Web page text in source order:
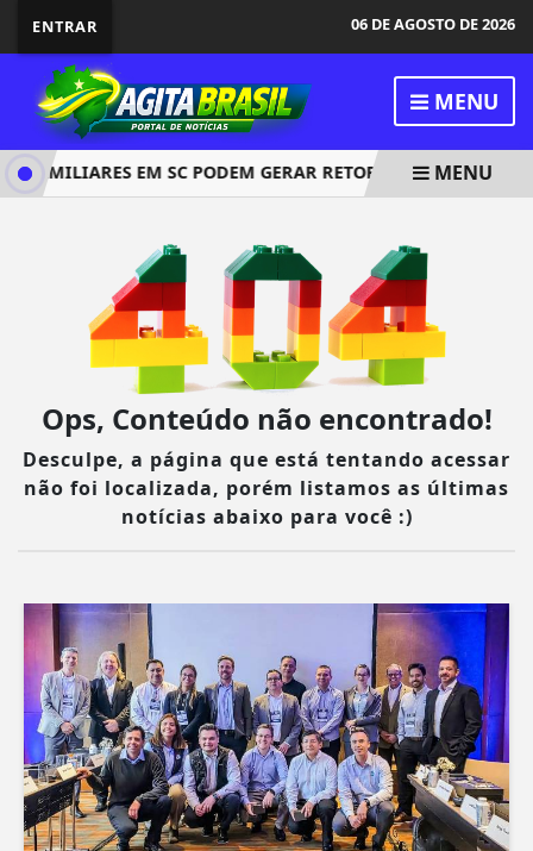
ENTRAR 06 DE AGOSTO DE 2026
MENU
EM SC PODEM GERAR RETORNO DE ATÉ 100%
MENU
Ops, Conteúdo não encontrado!
Desculpe, a página que está tentando acessar
não foi localizada, porém listamos as últimas
notícias abaixo para você :)